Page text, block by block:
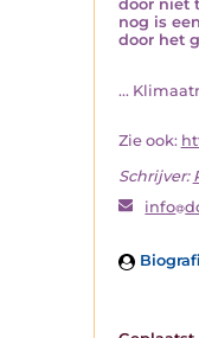
door niet
nog is
door het
...
Zie ook:
Schrijver:
info